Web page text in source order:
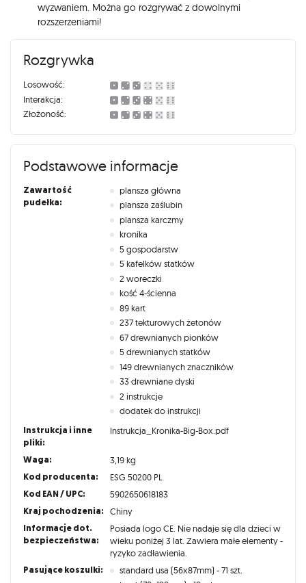
wyzwaniem. Można go rozgrywać z dowolnymi
rozszerzeniami!
Rozgrywka
Losowość:
Interakcja:
Złożoność:
Podstawowe informacje
Zawartość
pudełka:
plansza główna
plansza zaślubin
plansza karczmy
kronika
5 gospodarstw
5 kafelków statków
2 woreczki
kość 4-ścienna
89 kart
237 tekturowych żetonów
67 drewnianych pionków
5 drewnianych statków
149 drewnianych znaczników
33 drewniane dyski
2 instrukcje
dodatek do instrukcji
Instrukcja i inne
pliki:
Instrukcja_Kronika-Big-Box.pdf
Waga: 3,19 kg
Kod producenta: ESG 50200 PL
Kod EAN / UPC: 5902650618183
Kraj pochodzenia: Chiny
Informacje dot.
bezpieczeństwa:
Posiada logo CE. Nie nadaje się dla dzieci w
wieku poniżej 3 lat. Zawiera małe elementy -
ryzyko zadławienia.
Pasujące koszulki:
standard usa (56x87mm) - 71 szt.